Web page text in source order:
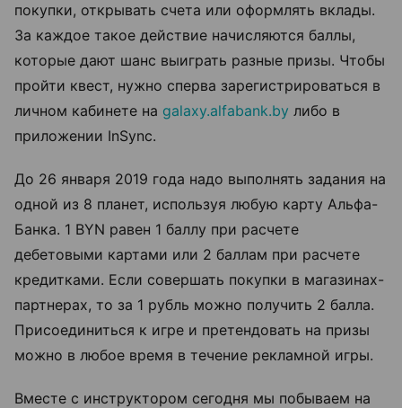
покупки, открывать счета или оформлять вклады.
За каждое такое действие начисляются баллы,
которые дают шанс выиграть разные призы. Чтобы
пройти квест, нужно сперва зарегистрироваться в
личном кабинете на galaxy.alfabank.by либо в
приложении InSync.
До 26 января 2019 года надо выполнять задания на
одной из 8 планет, используя любую карту Альфа-
Банка. 1 BYN равен 1 баллу при расчете
дебетовыми картами или 2 баллам при расчете
кредитками. Если совершать покупки в магазинах-
партнерах, то за 1 рубль можно получить 2 балла.
Присоединиться к игре и претендовать на призы
можно в любое время в течение рекламной игры.
Вместе с инструктором сегодня мы побываем на